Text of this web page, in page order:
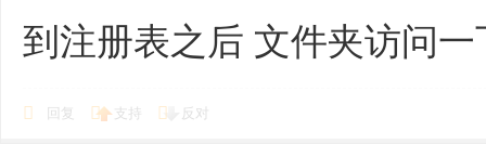
到注册表之后 文件夹访问
回复 支持 反对